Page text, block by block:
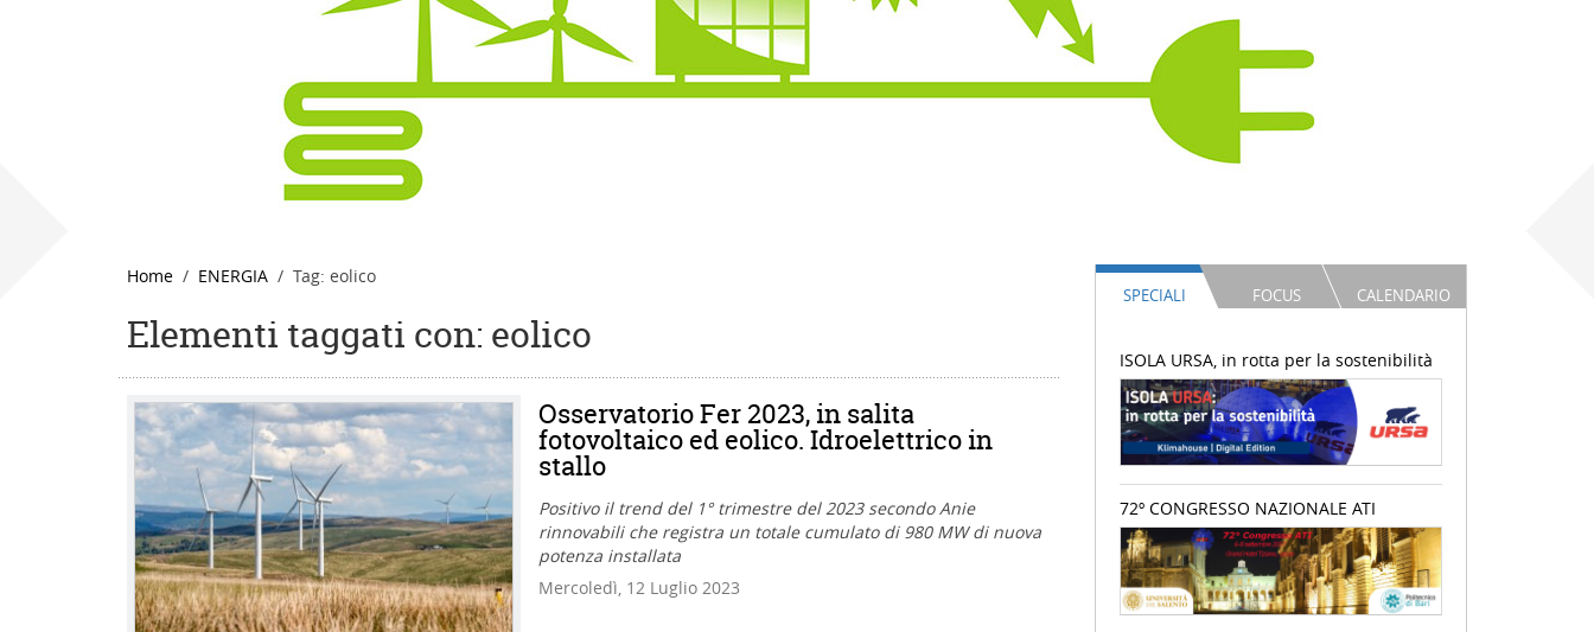
Home ENERGIA Tag: eolico
Elementi taggati con: eolico
Osservatorio Fer 2023, in salita
fotovoltaico ed eolico. Idroelettrico in
stallo
Positivo il trend del 1° trimestre del 2023 secondo Anie
rinnovabili che registra un totale cumulato di 980 MW di nuova
potenza installata
Mercoledì, 12 Luglio 2023
SPECIALI FOCUS CALENDARIO
ISOLA URSA, in rotta per la sostenibilità
72º CONGRESSO NAZIONALE ATI